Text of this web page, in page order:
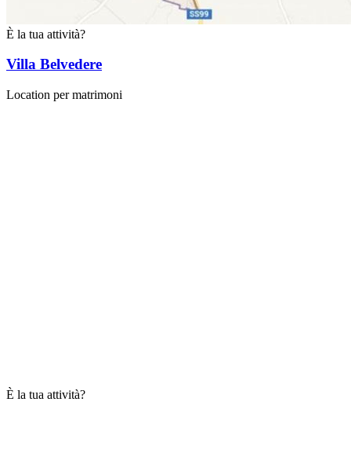
È la tua attività?
Villa Belvedere
Location per matrimoni
È la tua attività?